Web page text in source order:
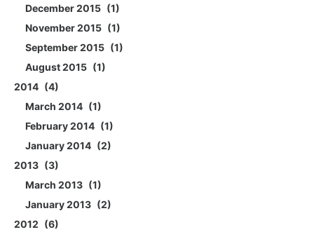
December 2015
1
November 2015
1
September 2015
1
August 2015
1
2014
4
March 2014
1
February 2014
1
January 2014
2
2013
3
March 2013
1
January 2013
2
2012
6